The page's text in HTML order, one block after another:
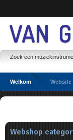
naar
de
Spring
het
hoofdmenu
VAN
Webshop
Welkom Website